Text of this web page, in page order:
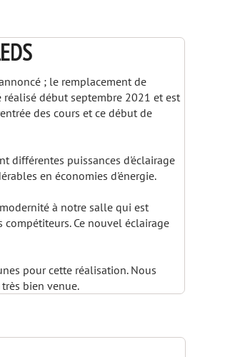
; le remplacement de
réalisé début septembre 2021 et est
des cours et ce début de
différentes puissances d'éclairage
en économies d'énergie.
à notre salle qui est
Ce nouvel éclairage
pour cette réalisation. Nous
bien venue.